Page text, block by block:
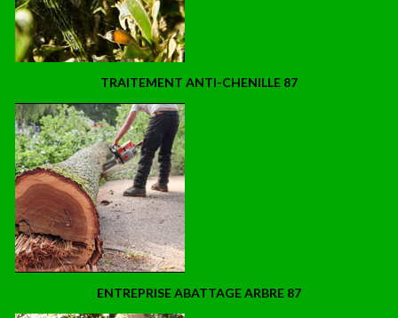
TRAITEMENT ANTI-CHENILLE 87
ENTREPRISE ABATTAGE ARBRE 87